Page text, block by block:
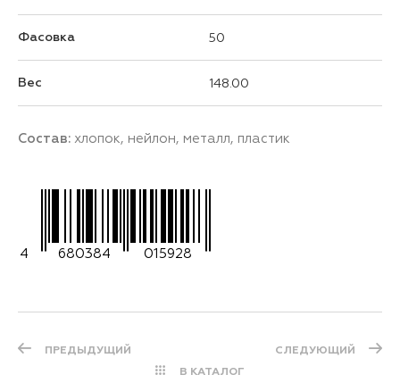
Фасовка 50
Вес 148.00
Состав: хлопок, нейлон, металл, пластик
4 680384 015928
ПРЕДЫДУЩИЙ
В КАТАЛОГ
СЛЕДУЮЩИЙ